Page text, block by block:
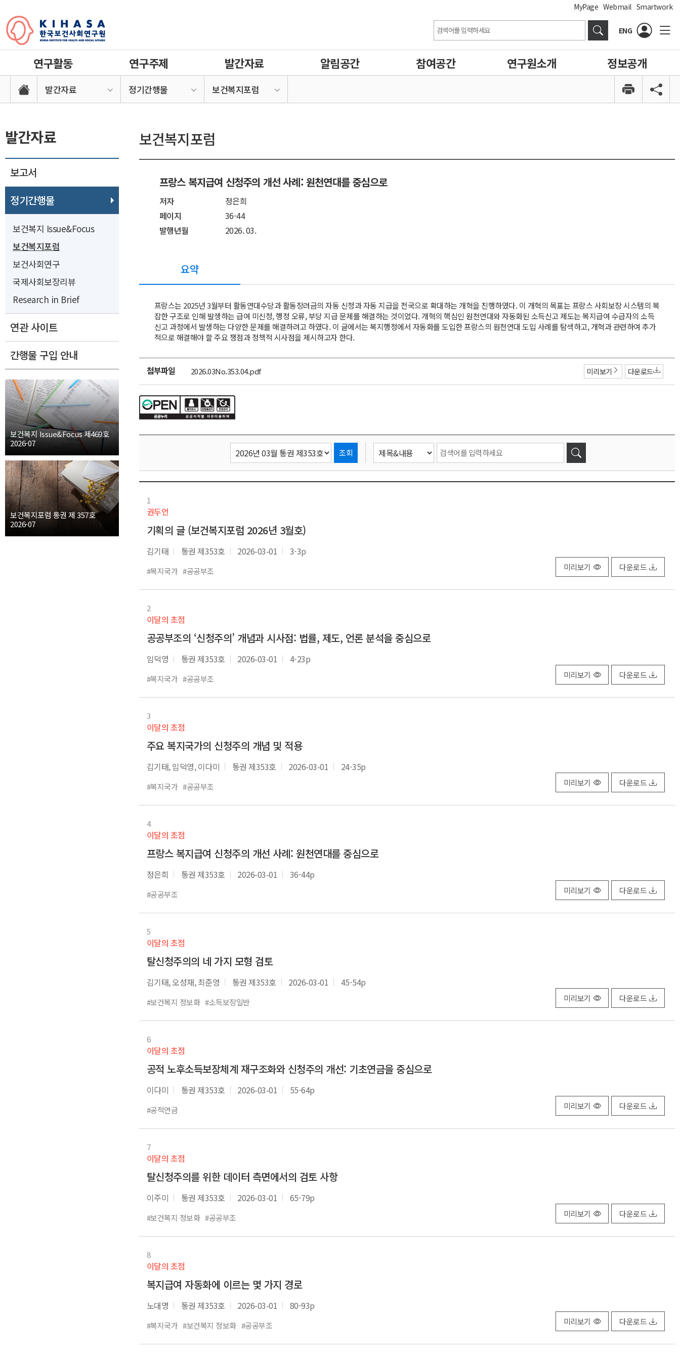
MyPage Webmail Smartwork
ENG
연구활동 연구주제 발간자료 알림공간 참여공간 연구원소개 정보공개
발간자료 정기간행물 보건복지포럼
발간자료
보고서
정기간행물
보건복지 Issue&Focus
보건복지포럼
보건사회연구
국제사회보장리뷰
Research in Brief
연관 사이트
간행물 구입 안내
보건복지 Issue&Focus 제469호
2026-07
보건복지포럼 통권 제 357호
2026-07
보건복지포럼
프랑스 복지급여 신청주의 개선 사례: 원천연대를 중심으로
저자
정은희
페이지
36-44
발행년월
2026. 03.
요약
프랑스는 2025년 3월부터 활동연대수당과 활동장려금의 자동 신청과 자동 지급을 전국으로 확대하는 개혁을 진행하였다. 이 개혁의 목표는 프랑스 사회보장 시스템의 복
잡한 구조로 인해 발생하는 급여 미신청, 행정 오류, 부당 지급 문제를 해결하는 것이었다. 개혁의 핵심인 원천연대와 자동화된 소득신고 제도는 복지급여 수급자의 소득
신고 과정에서 발생하는 다양한 문제를 해결하려고 하였다. 이 글에서는 복지행정에서 자동화를 도입한 프랑스의 원천연대 도입 사례를 탐색하고, 개혁과 관련하여 추가
적으로 해결해야 할 주요 쟁점과 정책적 시사점을 제시하고자 한다.
첨부파일
첨
부
파
일
2026.03No.353.04.pdf 미리보기 다운로드
조회
1
권두언
기획의 글 (보건복지포럼 2026년 3월호)
김기태 통권 제353호 2026-03-01 3-3p
#복지국가 #공공부조 미리보기 다운로드
2
이달의 초점
공공부조의 ‘신청주의’ 개념과 시사점: 법률, 제도, 언론 분석을 중심으로
임덕영 통권 제353호 2026-03-01 4-23p
#복지국가 #공공부조 미리보기 다운로드
3
이달의 초점
주요 복지국가의 신청주의 개념 및 적용
김기태, 임덕영, 이다미 통권 제353호 2026-03-01 24-35p
#복지국가 #공공부조 미리보기 다운로드
4
이달의 초점
프랑스 복지급여 신청주의 개선 사례: 원천연대를 중심으로
정은희 통권 제353호 2026-03-01 36-44p
#공공부조 미리보기 다운로드
5
이달의 초점
탈신청주의의 네 가지 모형 검토
김기태, 오성재, 최준영 통권 제353호 2026-03-01 45-54p
#보건복지 정보화 #소득보장일반 미리보기 다운로드
6
이달의 초점
공적 노후소득보장체계 재구조화와 신청주의 개선: 기초연금을 중심으로
이다미 통권 제353호 2026-03-01 55-64p
#공적연금 미리보기 다운로드
7
이달의 초점
탈신청주의를 위한 데이터 측면에서의 검토 사항
이주미 통권 제353호 2026-03-01 65-79p
#보건복지 정보화 #공공부조 미리보기 다운로드
8
이달의 초점
복지급여 자동화에 이르는 몇 가지 경로
노대명 통권 제353호 2026-03-01 80-93p
#복지국가 #보건복지 정보화 #공공부조 미리보기 다운로드